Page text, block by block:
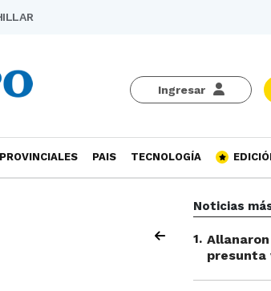
Ingresar
PROVINCIALES PAIS TECNOLOGÍA
Noticias
1.
presunta